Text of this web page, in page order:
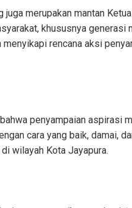
merupakan mantan
khususnya generasi
rencana aksi
penyampaian aspirasi
cara yang baik, damai,
wilayah Kota Jayapura.